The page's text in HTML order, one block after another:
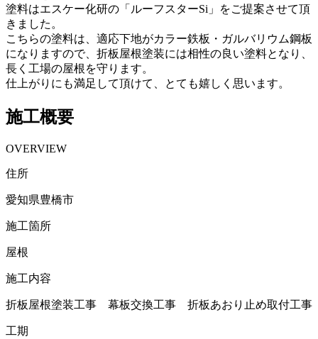
塗料はエスケー化研の「ルーフスターSi」をご提案させて頂
きました。
こちらの塗料は、適応下地がカラー鉄板・ガルバリウム鋼板
になりますので、折板屋根塗装には相性の良い塗料となり、
長く工場の屋根を守ります。
仕上がりにも満足して頂けて、とても嬉しく思います。
施工概要
OVERVIEW
住所
愛知県豊橋市
施工箇所
屋根
施工内容
折板屋根塗装工事 幕板交換工事 折板あおり止め取付工事
工期